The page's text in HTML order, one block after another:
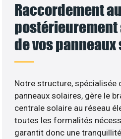
Raccordement
de vos
Notre structure, spécialisée
panneaux solaires, gère le
centrale solaire au réseau
toutes les formalités
garantit donc une